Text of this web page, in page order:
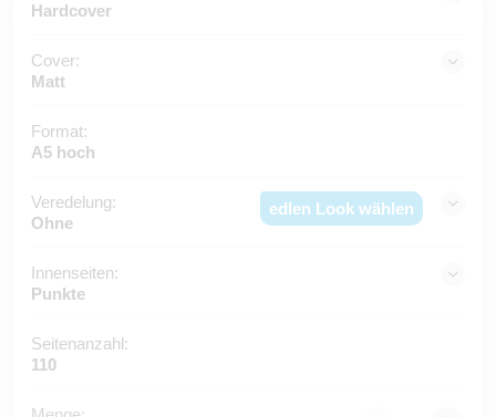
Hardcover
Cover:
Matt
Format:
A5 hoch
Veredelung:
Ohne
edlen Look wählen
Innenseiten:
Punkte
Seitenanzahl:
110